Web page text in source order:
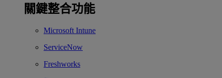
關鍵整合功能
Microsoft Intune
ServiceNow
Freshworks